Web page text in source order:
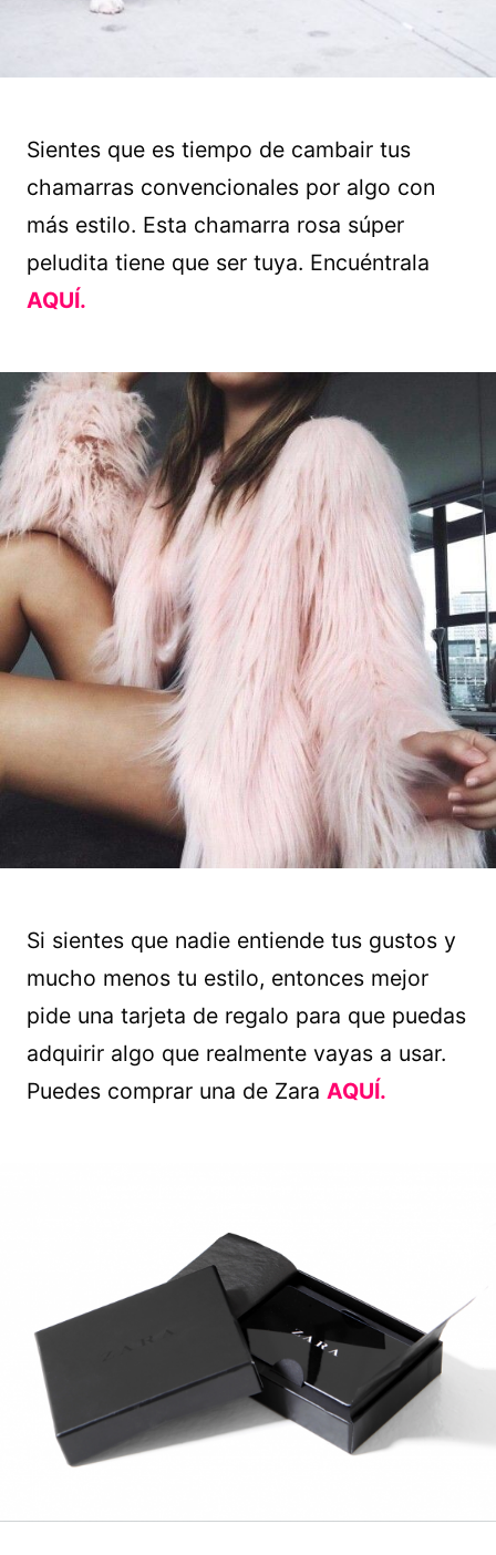
Sientes que es tiempo de cambair tus
chamarras convencionales por algo con
más estilo. Esta chamarra rosa súper
peludita tiene que ser tuya. Encuéntrala
AQUÍ.
Si sientes que nadie entiende tus gustos y
mucho menos tu estilo, entonces mejor
pide una tarjeta de regalo para que puedas
adquirir algo que realmente vayas a usar.
Puedes comprar una de Zara AQUÍ.